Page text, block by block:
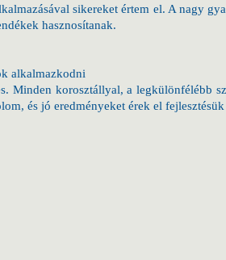
sikereket értem el. A nagy
hasznosítanak.
alkalmazkodni
Minden korosztállyal, a legkülönfélébb
és jó eredményeket érek el fejlesztésük